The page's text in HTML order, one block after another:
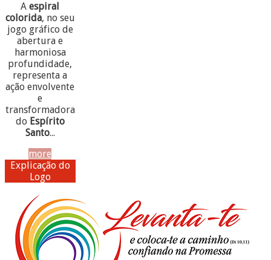
Aespiral
colorida, no seu
jogo gráfico de
abertura e
harmoniosa
profundidade,
representa a
ação envolvente
e
transformadora
do Espírito
Santo...
more
Explicação do
Logo